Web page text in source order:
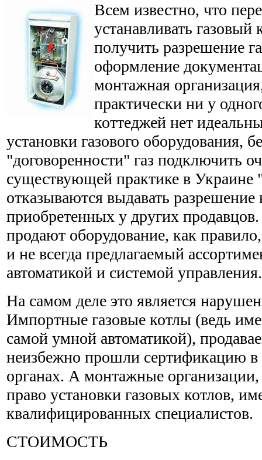
Всем известно, что
устанавливать газовый
получить разрешение
оформление
монтажная
практически ни у
коттеджей нет
установки газового оборудования,
"договоренности" газ подключить
существующей практике в Украине
отказываются выдавать разрешение
приобретенных у других
продают оборудование, как
и не всегда предлагаемый
автоматикой и системой управления.
На самом деле это является
Импортные газовые котлы (ведь
самой умной автоматикой),
неизбежно прошли сертификацию в
органах. А монтажные
право установки газовых котлов,
квалифицированных специалистов.
СТОИМОСТЬ